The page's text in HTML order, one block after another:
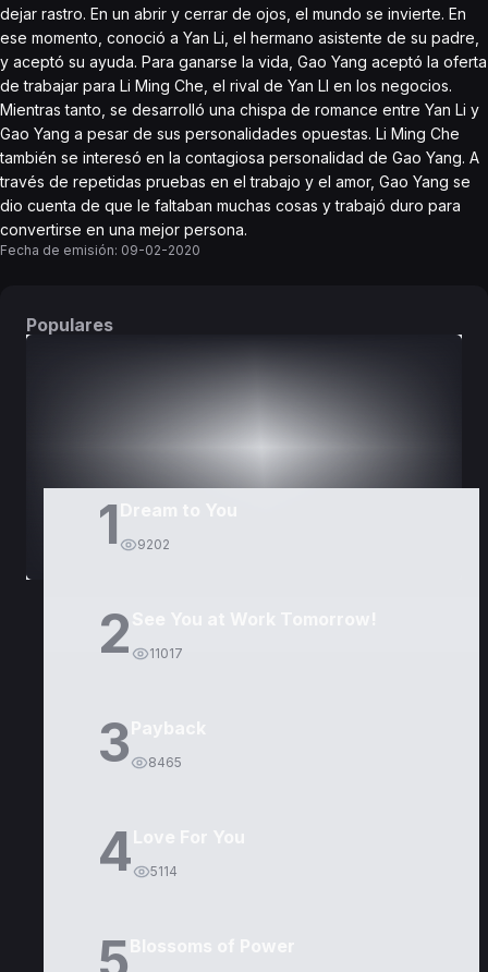
dejar rastro. En un abrir y cerrar de ojos, el mundo se invierte. En
ese momento, conoció a Yan Li, el hermano asistente de su padre,
y aceptó su ayuda. Para ganarse la vida, Gao Yang aceptó la oferta
de trabajar para Li Ming Che, el rival de Yan LI en los negocios.
Mientras tanto, se desarrolló una chispa de romance entre Yan Li y
Gao Yang a pesar de sus personalidades opuestas. Li Ming Che
también se interesó en la contagiosa personalidad de Gao Yang. A
través de repetidas pruebas en el trabajo y el amor, Gao Yang se
dio cuenta de que le faltaban muchas cosas y trabajó duro para
convertirse en una mejor persona.
Fecha de emisión: 09-02-2020
Populares
1 9202
2 11017
3 8465
4 5114